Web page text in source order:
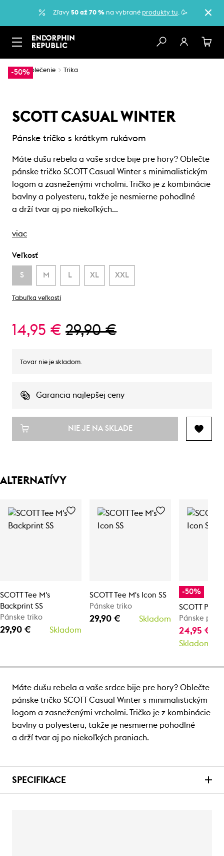
Zľavy 50 až 70 %na vybrané produkty tu. 🥳
-50%
… Oblečenie Trika
SCOTT CASUAL WINTER
Pánske tričko s krátkym rukávom
Máte dušu rebela a vaše srdce bije pre hory? Oblečte
pánske tričko SCOTT Casual Winter s minimalistickým
logom a zasneženými vrcholmi. Tričko je z kombinácie
bavlny a polyesteru, takže je nesmierne pohodlné
a drží tvar aj po niekoľkých…
viac
Veľkosť
S M L XL XXL
Tabuľka veľkostí
14,95 € 29,90 €
Tovar nie je skladom.
Garancia najlepšej ceny
NIE JE NA SKLADE
ALTERNATÍVY
SCOTT Tee M's
Backprint SS
Pánske triko
29,90 € Skladom
SCOTT Tee M's Icon SS
Pánske triko
29,90 € Skladom
-50%
SCOTT Polo
Pánske polo
24,95 €
Skladom
Máte dušu rebela a vaše srdce bije pre hory? Oblečte
pánske tričko SCOTT Casual Winter s minimalistickým
logom a zasneženými vrcholmi. Tričko je z kombinácie
bavlny a polyesteru, takže je nesmierne pohodlné
a drží tvar aj po niekoľkých praniach.
SPECIFIKACE